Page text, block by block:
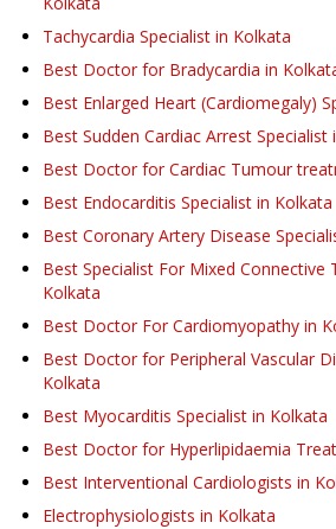
Tachycardia Specialist in Kolkata
Best Doctor for Bradycardia in
Best Enlarged Heart (Cardiomegaly)
Best Sudden Cardiac Arrest Specialist
Best Doctor for Cardiac Tumour
Best Endocarditis Specialist in Kolkata
Best Coronary Artery Disease
Best Specialist For Mixed Connective
Kolkata
Best Doctor For Cardiomyopathy in
Best Doctor for Peripheral Vascular
Kolkata
Best Myocarditis Specialist in Kolkata
Best Doctor for Hyperlipidaemia
Best Interventional Cardiologists in
Electrophysiologists in Kolkata